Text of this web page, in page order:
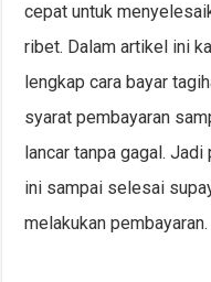
cepat untuk
ribet. Dalam artikel ini
lengkap cara bayar
syarat pembayaran
lancar tanpa gagal.
ini sampai selesai
melakukan pembayaran.